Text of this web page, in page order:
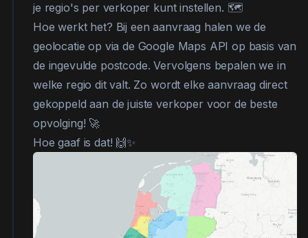
je regio's per verkoper kunt instellen. 🗺️
Hoe werkt het? Bij een aanvraag halen we de
geolocatie op via de Google Maps API op basis van
de ingevulde postcode. Vervolgens bepalen we in
welke regio dit valt. Zo wordt elke aanvraag direct
gekoppeld aan de juiste verkoper voor de beste
opvolging! 🚀
Hoe gaaf is dat! 🙌✨